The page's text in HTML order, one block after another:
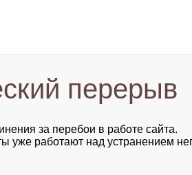
перерыв
за перебои в работе сайта.
уже работают над устранением